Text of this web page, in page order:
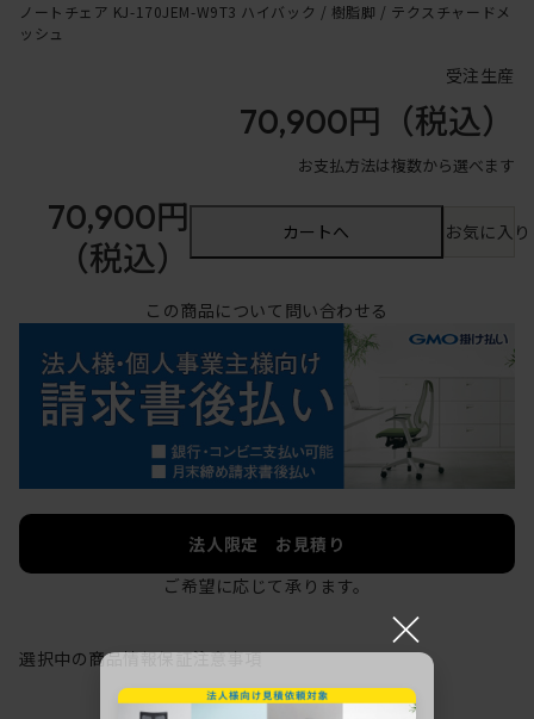
ノートチェア KJ-170JEM-W9T3 ハイバック / 樹脂脚 / テクスチャードメ
ッシュ
受注生産
70,900円 （税込）
お支払方法は複数から選べます
70,900円
（税込）
カートへ お気に入
この商品について問い合わせる
法人限定 お見積り
ご希望に応じて承ります。
選択中の商品情報保証注意事項
×